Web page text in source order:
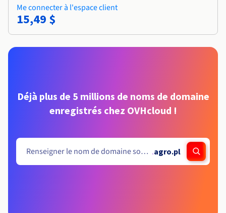
Me connecter à l'espace client
15,49 $
Déjà plus de 5 millions de noms de domaine
enregistrés chez OVHcloud !
.agro.pl